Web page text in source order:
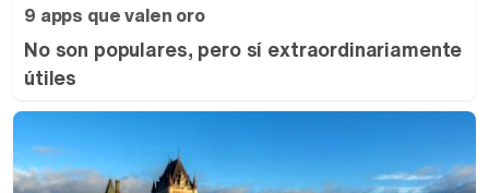
9 apps que valen oro
No son populares, pero sí extraordinariamente
útiles